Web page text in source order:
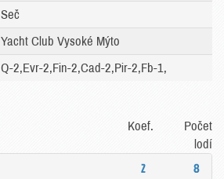
Seč
Yacht Club Vysoké Mýto
Q-2,Evr-2,Fin-2,Cad-2,Pir-2,Fb-1,
Koef.
Počet
lodí
2 8